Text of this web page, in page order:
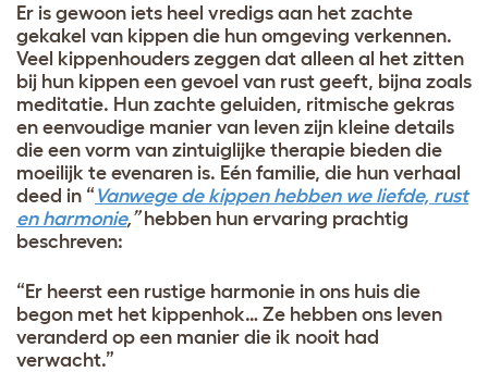
Er is gewoon iets heel vredigs aan het zachte
gekakel van kippen die hun omgeving verkennen.
Veel kippenhouders zeggen dat alleen al het zitten
bij hun kippen een gevoel van rust geeft, bijna zoals
meditatie. Hun zachte geluiden, ritmische gekras
en eenvoudige manier van leven zijn kleine details
die een vorm van zintuiglijke therapie bieden die
moeilijk te evenaren is. Eén familie, die hun verhaal
deed in “ Vanwege de kippen hebben we liefde, rust
en harmonie,”hebben hun ervaring prachtig
beschreven:
“Er heerst een rustige harmonie in ons huis die
begon met het kippenhok… Ze hebben ons leven
veranderd op een manier die ik nooit had
verwacht.”